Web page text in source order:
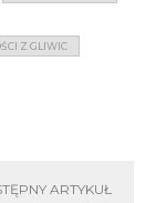
Z GLIWIC
ARTYKUŁ